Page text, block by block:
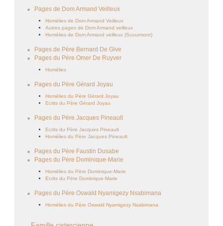
Pages de Dom Armand Veilleux
Homélies de Dom Armand Veilleux
Autres pages de Dom Armand veilleux
Homélies de Dom Armand veilleux (Scourmont)
Pages de Père Bernard De Give
Pages du Père Omer De Ruyver
Homélies
Pages du Père Gérard Joyau
Homélies du Père Gérard Joyau
Ecrits du Père Gérard Joyau
Pages du Père Jacques Pineault
Ecrits du Père Jacques Pineault
Homélies du Père Jacques Pineault
Pages du Père Faustin Dusabe
Pages du Père Dominique-Marie
Homélies du Père Dominique-Marie
Ecrits du Père Dominique-Marie
Pages du Père Oswald Nyamigezy Nsabimana
Homélies du Père Oswald Nyamigezy Nsabimana